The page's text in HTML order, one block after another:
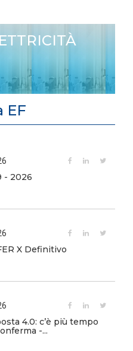
EF
- 2026
X Definitivo
4.0: c’è più tempo
-...